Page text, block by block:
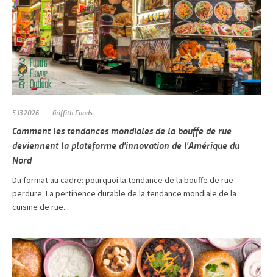
5.13.2026 Griffith Foods
Comment les tendances mondiales de la bouffe de rue
deviennent la plateforme d'innovation de l'Amérique du
Nord
Du format au cadre: pourquoi la tendance de la bouffe de rue
perdure. La pertinence durable de la tendance mondiale de la
cuisine de rue...